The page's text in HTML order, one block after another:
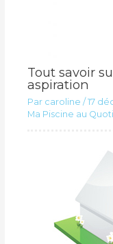
Tout savoir
aspiration
Par caroline /17
Ma Piscine au